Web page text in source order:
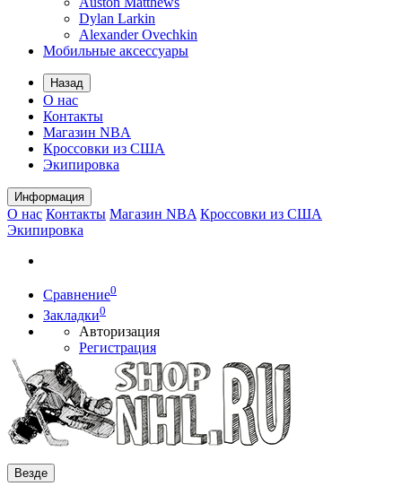
Dylan Larkin
Alexander Ovechkin
Мобильные аксессуары
Назад
О нас
Контакты
Магазин NBA
Кроссовки из США
Экипировка
Информация
О нас Контакты Магазин NBA Кроссовки из США
Экипировка
Сравнение0
Закладки0
Авторизация
Регистрация
Везде